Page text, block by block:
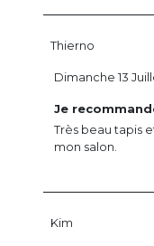
Thierno
Je
Très beau tapis
mon salon.
Dimanche 13
Kim